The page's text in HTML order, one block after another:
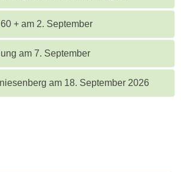
+ am 2. September
am 7. September
am 18. September 2026